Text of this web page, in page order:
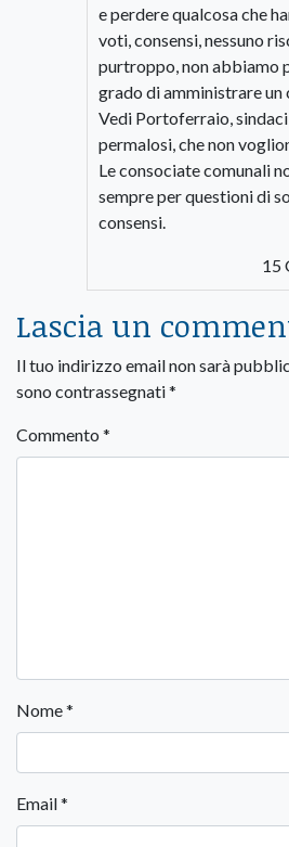
e perdere qualcosa che
voti, consensi, nessuno
purtroppo, non abbiamo
grado di amministrare un
Vedi Portoferraio,
permalosi, che non
Le consociate comunali
sempre per questioni di
consensi.
15
Lascia un
Il tuo indirizzo email non sarà
sono contrassegnati*
Commento *
Nome*
Email*